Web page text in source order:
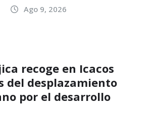
Ago 9, 2026
recoge en Icacos
del desplazamiento
por el desarrollo